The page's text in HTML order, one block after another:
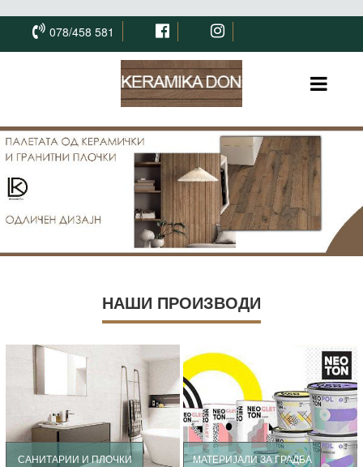
078/458 581
НАШИ ПРОИЗВОДИ
САНИТАРИИ И ПЛОЧКИ МАТЕРИЈАЛИ ЗА ГРАДБА